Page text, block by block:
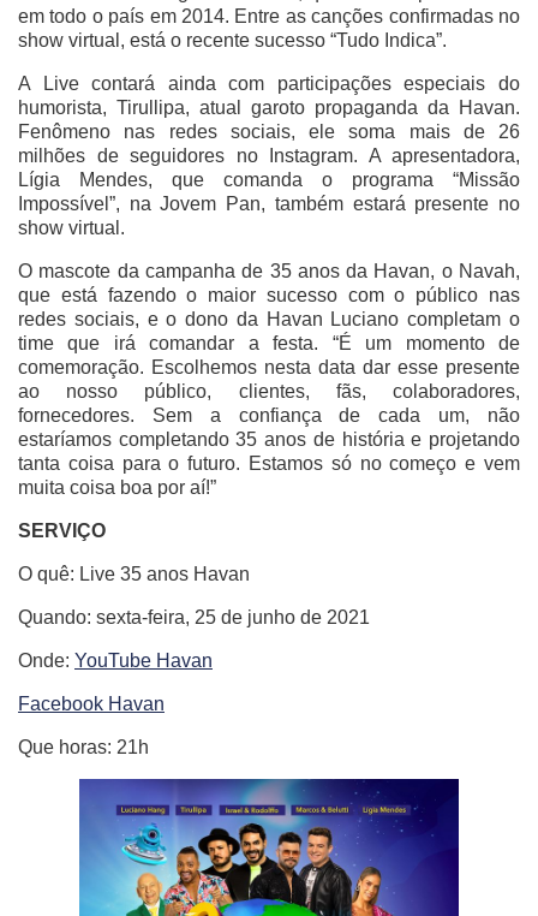
em todo o país em 2014. Entre as canções confirmadas no
show virtual, está o recente sucesso “Tudo Indica”.
A Live contará ainda com participações especiais do
humorista, Tirullipa, atual garoto propaganda da Havan.
Fenômeno nas redes sociais, ele soma mais de 26
milhões de seguidores no Instagram. A apresentadora,
Lígia Mendes, que comanda o programa “Missão
Impossível”, na Jovem Pan, também estará presente no
show virtual.
O mascote da campanha de 35 anos da Havan, o Navah,
que está fazendo o maior sucesso com o público nas
redes sociais, e o dono da Havan Luciano completam o
time que irá comandar a festa. “É um momento de
comemoração. Escolhemos nesta data dar esse presente
ao nosso público, clientes, fãs, colaboradores,
fornecedores. Sem a confiança de cada um, não
estaríamos completando 35 anos de história e projetando
tanta coisa para o futuro. Estamos só no começo e vem
muita coisa boa por aí!”
SERVIÇO
O quê: Live 35 anos Havan
Quando: sexta-feira, 25 de junho de 2021
Onde: YouTube Havan
Facebook Havan
Que horas: 21h